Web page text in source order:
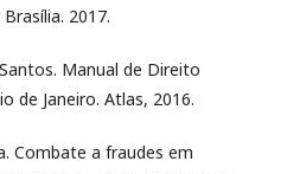
2017.
Manual de Direito
de Janeiro. Atlas, 2016.
Combate a fraudes em